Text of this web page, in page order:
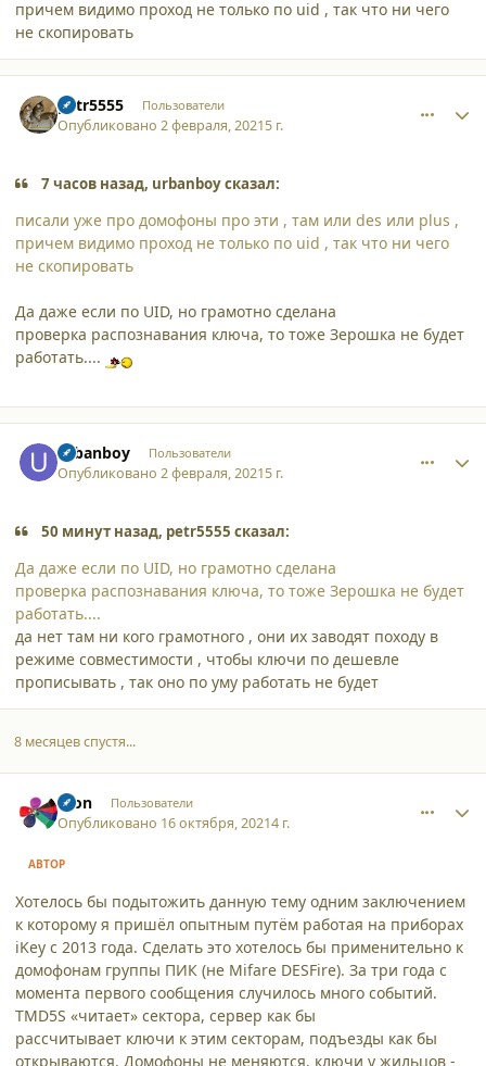
причем видимо проход не только по uid , так что ни чего
не скопировать
petr5555 Пользователи
Опубликовано2 февраля, 20215 г.
7 часов назад, urbanboy сказал:
писали уже про домофоны про эти , там или des или plus ,
причем видимо проход не только по uid , так что ни чего
не скопировать
Да даже если по UID, но грамотно сделана
проверка распознавания ключа, то тоже Зерошка не будет
работать....
urbanboy Пользователи
Опубликовано2 февраля, 20215 г.
50 минут назад, petr5555 сказал:
Да даже если по UID, но грамотно сделана
проверка распознавания ключа, то тоже Зерошка не будет
работать....
да нет там ни кого грамотного , они их заводят походу в
режиме совместимости , чтобы ключи по дешевле
прописывать , так оно по уму работать не будет
8 месяцев спустя...
aron Пользователи
Опубликовано 16 октября, 20214 г.
АВТОР
Хотелось бы подытожить данную тему одним заключением
к которому я пришёл опытным путём работая на приборах
iKey c 2013 года. Сделать это хотелось бы применительно к
домофонам группы ПИК (не Mifare DESFire). За три года с
момента первого сообщения случилось много событий.
TMD5S «читает» сектора, сервер как бы
рассчитывает ключи к этим секторам, подъезды как бы
открываются. Домофоны не меняются, ключи у жильцов -